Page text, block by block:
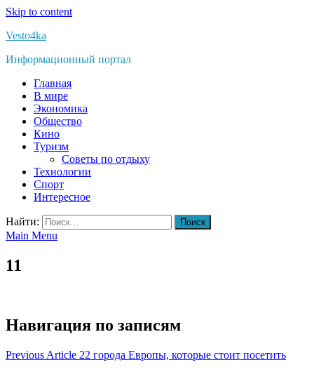
Skip to content
Vesto4ka
Информационный портал
Главная
В мире
Экономика
Общество
Кино
Туризм
Советы по отдыху
Технологии
Спорт
Интересное
Найти:
Main Menu
11
Навигация по записям
Previous Article 22 города Европы, которые стоит посетить